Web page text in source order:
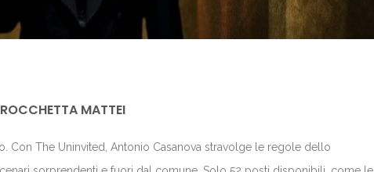
MATTEI
Con The Uninvited, Antonio Casanova stravolge le regole dello